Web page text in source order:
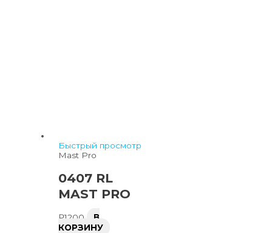
Быстрый просмотр
Mast Pro
0407 RL
MAST PRO
₽1200
В
КОРЗИНУ